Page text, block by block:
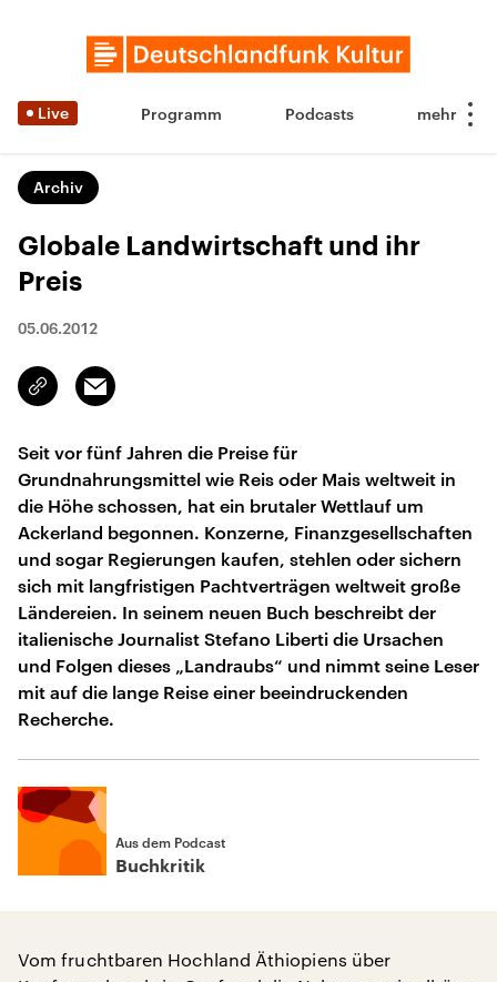
Live Programm Podcasts
Archiv
Globale Landwirtschaft und ihr
Preis
05.06.2012
Link
kopieren/teilen
Email
Seit vor fünf Jahren die Preise für
Grundnahrungsmittel wie Reis oder Mais weltweit in
die Höhe schossen, hat ein brutaler Wettlauf um
Ackerland begonnen. Konzerne, Finanzgesellschaften
und sogar Regierungen kaufen, stehlen oder sichern
sich mit langfristigen Pachtverträgen weltweit große
Ländereien. In seinem neuen Buch beschreibt der
italienische Journalist Stefano Liberti die Ursachen
und Folgen dieses „Landraubs“ und nimmt seine Leser
mit auf die lange Reise einer beeindruckenden
Recherche.
Aus dem Podcast
Buchkritik
Vom fruchtbaren Hochland Äthiopiens über